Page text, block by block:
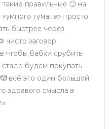
правильные 🙄 на
тумана» просто
быстрее через
чисто заговор
чтобы бабки срубить
будем покупать
всё это один большой
здравого смысла в